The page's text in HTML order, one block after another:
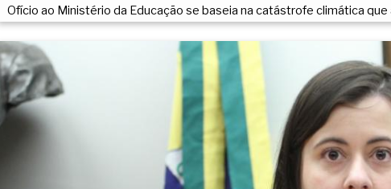
Ofício ao Ministério da Educação se baseia na catástrofe climática